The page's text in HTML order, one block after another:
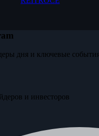
дня и ключевые
и инвесторов